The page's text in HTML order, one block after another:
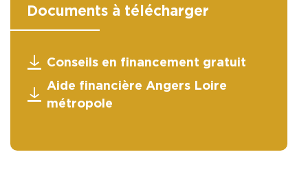
Documents à télécharger
Conseils en financement gratuit
Aide financière Angers Loire
métropole